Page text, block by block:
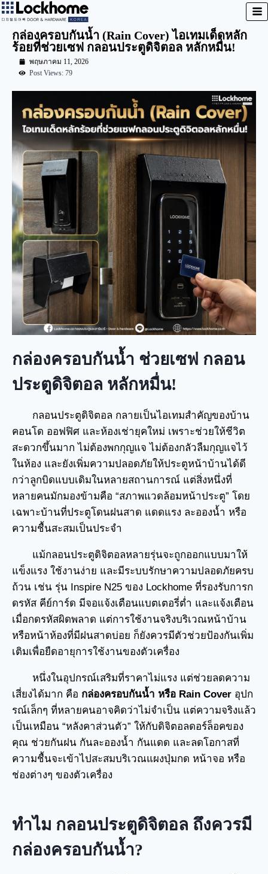
กล่องครอบกันน้ำ (Rain Cover) ไอเทมเด็ดหลัก
ร้อยที่ช่วยเซฟ กลอนประตูดิจิตอล หลักหมื่น!
พฤษภาคม 11, 2026
Post Views: 79
กล่องครอบกันน้ำ ช่วยเซฟ กลอน
ประตูดิจิตอล หลักหมื่น!
กลอนประตูดิจิตอล กลายเป็นไอเทมสำคัญของบ้าน
คอนโด ออฟฟิศ และห้องเช่ายุคใหม่ เพราะช่วยให้ชีวิต
สะดวกขึ้นมาก ไม่ต้องพกกุญแจ ไม่ต้องกลัวลืมกุญแจไว้
ในห้อง และยังเพิ่มความปลอดภัยให้ประตูหน้าบ้านได้ดี
กว่าลูกบิดแบบเดิมในหลายสถานการณ์ แต่สิ่งหนึ่งที่
หลายคนมักมองข้ามคือ “สภาพแวดล้อมหน้าประตู” โดย
เฉพาะบ้านที่ประตูโดนฝนสาด แดดแรง ละอองน้ำ หรือ
ความชื้นสะสมเป็นประจำ
แม้กลอนประตูดิจิตอลหลายรุ่นจะถูกออกแบบมาให้
แข็งแรง ใช้งานง่าย และมีระบบรักษาความปลอดภัยครบ
ถ้วน เช่น รุ่น Inspire N25 ของ Lockhome ที่รองรับการก
ดรหัส คีย์การ์ด มีจอแจ้งเตือนแบตเตอรี่ต่ำ และแจ้งเตือน
เมื่อกดรหัสผิดพลาด แต่การใช้งานจริงบริเวณหน้าบ้าน
หรือหน้าห้องที่มีฝนสาดบ่อย ก็ยังควรมีตัวช่วยป้องกันเพิ่ม
เติมเพื่อยืดอายุการใช้งานของตัวเครื่อง
หนึ่งในอุปกรณ์เสริมที่ราคาไม่แรง แต่ช่วยลดความ
เสี่ยงได้มาก คือ กล่องครอบกันน้ำ หรือ Rain Cover อุปก
รณ์เล็กๆ ที่หลายคนอาจคิดว่าไม่จำเป็น แต่ความจริงแล้ว
เป็นเหมือน “หลังคาส่วนตัว” ให้กับดิจิตอลดอร์ล็อคของ
คุณ ช่วยกันฝน กันละอองน้ำ กันแดด และลดโอกาสที่
ความชื้นจะเข้าไปสะสมบริเวณแผงปุ่มกด หน้าจอ หรือ
ช่องต่างๆ ของตัวเครื่อง
ทำไม กลอนประตูดิจิตอล ถึงควรมี
กล่องครอบกันน้ำ?